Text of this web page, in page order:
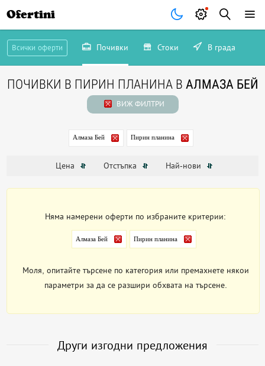
Ofertini
Всички оферти Почивки Стоки В града
ПОЧИВКИ В ПИРИН ПЛАНИНА В АЛМАЗА БЕЙ
ВИЖ ФИЛТРИ
Алмаза Бей Пирин планина
Цена Отстъпка Най-нови
Няма намерени оферти по избраните критерии:
Алмаза Бей Пирин планина
Моля, опитайте търсене по категория или премахнете някои
параметри за да се разшири обхвата на търсене.
Други изгодни предложения